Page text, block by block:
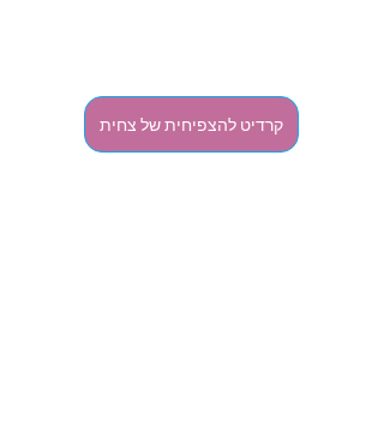
קרדיט להצפיחית של צחית